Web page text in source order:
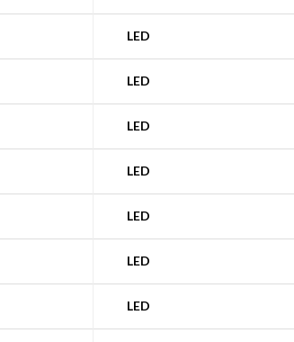
LED
LED
LED
LED
LED
LED
LED